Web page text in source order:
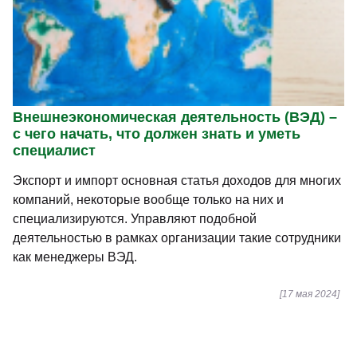
Внешнеэкономическая деятельность (ВЭД) –
с чего начать, что должен знать и уметь
специалист
Экспорт и импорт основная статья доходов для многих
компаний, некоторые вообще только на них и
специализируются. Управляют подобной
деятельностью в рамках организации такие сотрудники
как менеджеры ВЭД.
[17 мая 2024]